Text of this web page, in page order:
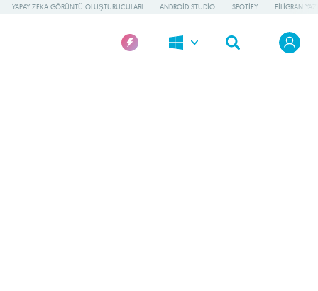
YAPAY ZEKA GÖRÜNTÜ OLUŞTURUCULARI ANDROID STUDIO SPOTIFY FILIGRAN